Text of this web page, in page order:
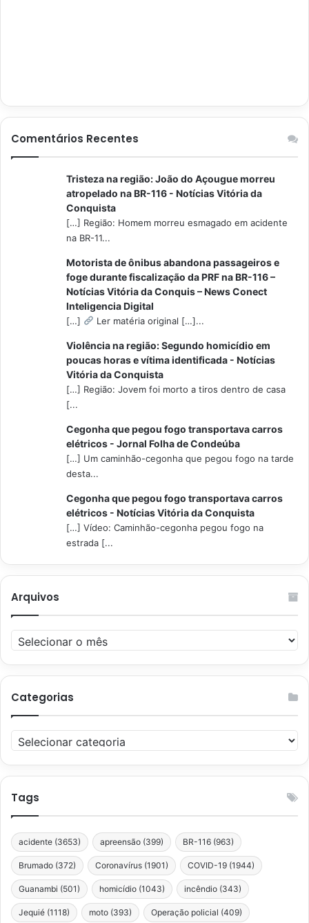
Comentários Recentes
Tristeza na região: João do Açougue morreu
atropelado na BR-116 - Notícias Vitória da
Conquista
[…] Região: Homem morreu esmagado em acidente
na BR-11...
Motorista de ônibus abandona passageiros e
foge durante fiscalização da PRF na BR-116 –
Notícias Vitória da Conquis – News Conect
Inteligencia Digital
[…] Ler matéria original […]...
Violência na região: Segundo homicídio em
poucas horas e vítima identificada - Notícias
Vitória da Conquista
[…] Região: Jovem foi morto a tiros dentro de casa
[...
Cegonha que pegou fogo transportava carros
elétricos - Jornal Folha de Condeúba
[…] Um caminhão-cegonha que pegou fogo na tarde
desta...
Cegonha que pegou fogo transportava carros
elétricos - Notícias Vitória da Conquista
[…] Vídeo: Caminhão-cegonha pegou fogo na
estrada [...
Arquivos
Arquivos
Categorias
Categorias
Tags
acidente (3653) apreensão (399) BR-116 (963)
Brumado (372) Coronavírus (1901) COVID-19 (1944)
Guanambi (501) homicídio (1043) incêndio (343)
Jequié (1118) moto (393) Operação policial (409)